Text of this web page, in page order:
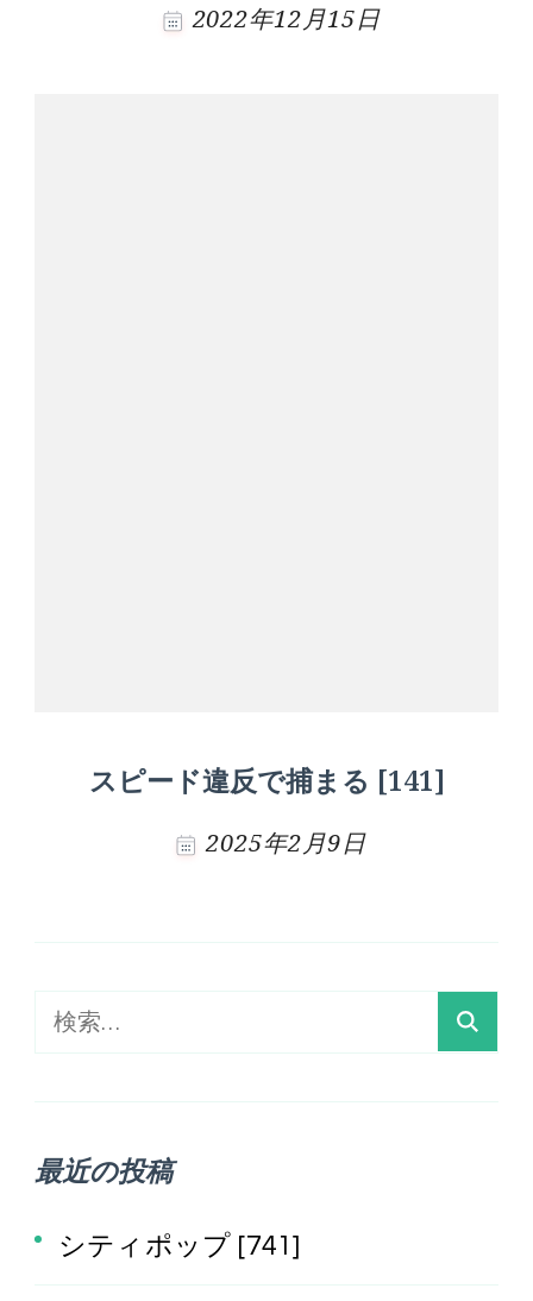
2022年12月15日
スピード違反で捕まる [141]
2025年2月9日
検
最近の投稿
シティポップ [741]